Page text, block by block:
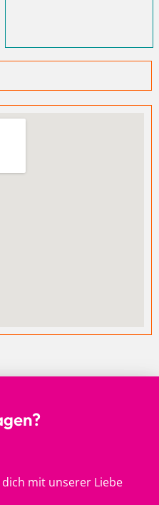
mit unserer Liebe